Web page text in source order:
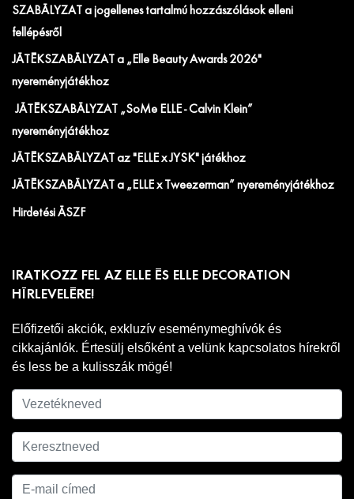
SZABÁLYZAT a jogellenes tartalmú hozzászólások elleni
fellépésről
JÁTÉKSZABÁLYZAT a „Elle Beauty Awards 2026"
nyereményjátékhoz
JÁTÉKSZABÁLYZAT „SoMe ELLE - Calvin Klein”
nyereményjátékhoz
JÁTÉKSZABÁLYZAT az "ELLE x JYSK" játékhoz
JÁTÉKSZABÁLYZAT a „ELLE x Tweezerman” nyereményjátékhoz
Hirdetési ÁSZF
IRATKOZZ FEL AZ ELLE ÉS ELLE DECORATION
HÍRLEVELÉRE!
Előfizetői akciók, exkluzív eseménymeghívók és
cikkajánlók. Értesülj elsőként a velünk kapcsolatos hírekről
és less be a kulisszák mögé!